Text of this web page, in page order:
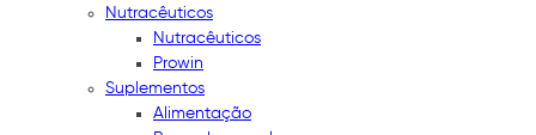
Nutracêuticos
Nutracêuticos
Prowin
Suplementos
Alimentação